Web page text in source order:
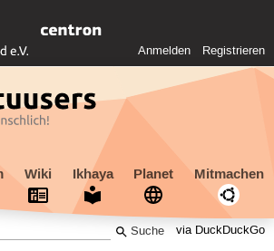
Anmelden Registrieren
Wiki Ikhaya Planet Mitmachen
via DuckDuckGo